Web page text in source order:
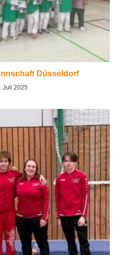
Düsseldorf
Juli 2025